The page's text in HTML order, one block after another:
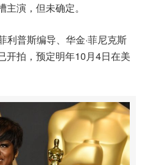
主演，但未确定。
利普斯编导、华金·菲尼克斯
开拍，预定明年10月4日在美